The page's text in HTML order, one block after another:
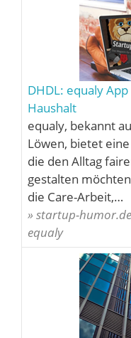
DHDL: equaly
Haushalt
equaly, bekannt
Löwen, bietet
die den Alltag
gestalten
die Care-Arbeit,…
» startup-
equaly